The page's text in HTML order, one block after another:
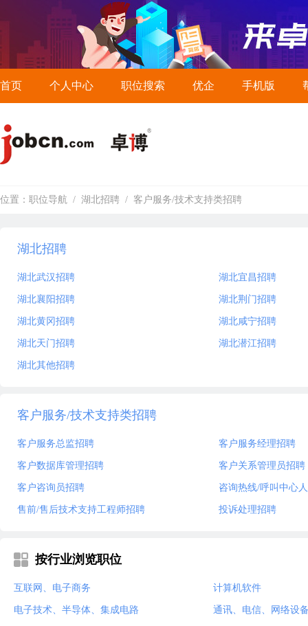
首页 个人中心 职位搜索 优企 手机版
位置： 职位导航 / 湖北招聘 / 客户服务/技术支持类招聘
湖北招聘
湖北武汉招聘 湖北宜昌招聘
湖北襄阳招聘 湖北荆门招聘
湖北黄冈招聘 湖北咸宁招聘
湖北天门招聘 湖北潜江招聘
湖北其他招聘
客户服务/技术支持类招聘
客户服务总监招聘 客户服务经理招聘
客户数据库管理招聘 客户关系管理员招聘
客户咨询员招聘 咨询热线/呼叫中心
售前/售后技术支持工程师招聘 投诉处理招聘
按行业浏览职位
互联网、电子商务 计算机软件
电子技术、半导体、集成电路 通讯、电信、网络设